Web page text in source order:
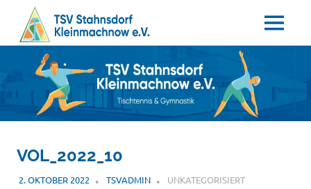
springen
TSV
Stahnsdorf
/
Kleinmachnow
Tischtennis
Gymnastik
MENÜ
VOL_2022_10
2. OKTOBER 2022 TSVADMIN UNKATEGORISIERT